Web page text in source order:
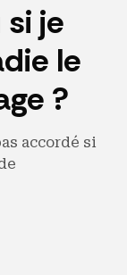
je
le
?
accordé si